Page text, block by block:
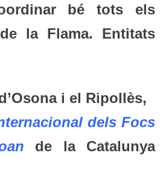
bé tots els
la Flama. Entitats
i el Ripollès,
dels Focs
de la Catalunya